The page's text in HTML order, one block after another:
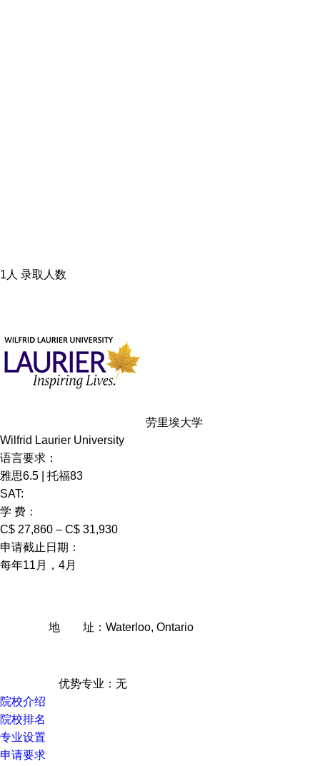
1人 录取人数
劳里埃大学
Wilfrid Laurier University
语言要求：
雅思6.5 | 托福83
SAT:
学 费：
C$ 27,860 – C$ 31,930
申请截止日期：
每年11月，4月
地 址：Waterloo, Ontario
优势专业：无
院校介绍
院校排名
专业设置
申请要求